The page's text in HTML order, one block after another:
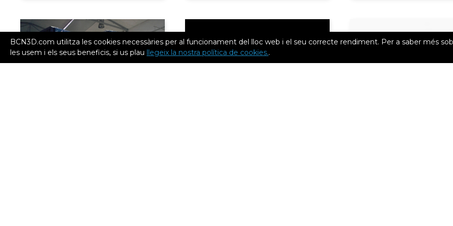
BCN3D.com utilitza les cookies necessàries per al funcionament del lloc web i el seu correcte rendiment. Per a saber més
les usem i els seus beneficis, si us plau llegeix la nostra política de cookies..